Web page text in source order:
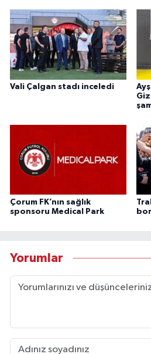
Vali Çalgan stadı inceledi
Çorum FK’nın sağlık
sponsoru Medical Park
Yorumlar